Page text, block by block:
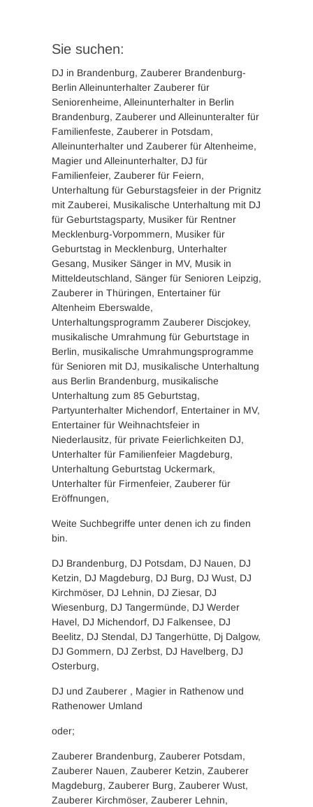
Sie suchen:
DJ in Brandenburg, Zauberer Brandenburg-
Berlin Alleinunterhalter Zauberer für
Seniorenheime, Alleinunterhalter in Berlin
Brandenburg, Zauberer und Alleinunteralter für
Familienfeste, Zauberer in Potsdam,
Alleinunterhalter und Zauberer für Altenheime,
Magier und Alleinunterhalter, DJ für
Familienfeier, Zauberer für Feiern,
Unterhaltung für Geburstagsfeier in der Prignitz
mit Zauberei, Musikalische Unterhaltung mit DJ
für Geburtstagsparty, Musiker für Rentner
Mecklenburg-Vorpommern, Musiker für
Geburtstag in Mecklenburg, Unterhalter
Gesang, Musiker Sänger in MV, Musik in
Mitteldeutschland, Sänger für Senioren Leipzig,
Zauberer in Thüringen, Entertainer für
Altenheim Eberswalde,
Unterhaltungsprogramm Zauberer Discjokey,
musikalische Umrahmung für Geburtstage in
Berlin, musikalische Umrahmungsprogramme
für Senioren mit DJ, musikalische Unterhaltung
aus Berlin Brandenburg, musikalische
Unterhaltung zum 85 Geburtstag,
Partyunterhalter Michendorf, Entertainer in MV,
Entertainer für Weihnachtsfeier in
Niederlausitz, für private Feierlichkeiten DJ,
Unterhalter für Familienfeier Magdeburg,
Unterhaltung Geburtstag Uckermark,
Unterhalter für Firmenfeier, Zauberer für
Eröffnungen,
Weite Suchbegriffe unter denen ich zu finden
bin.
DJ Brandenburg, DJ Potsdam, DJ Nauen, DJ
Ketzin, DJ Magdeburg, DJ Burg, DJ Wust, DJ
Kirchmöser, DJ Lehnin, DJ Ziesar, DJ
Wiesenburg, DJ Tangermünde, DJ Werder
Havel, DJ Michendorf, DJ Falkensee, DJ
Beelitz, DJ Stendal, DJ Tangerhütte, Dj Dalgow,
DJ Gommern, DJ Zerbst, DJ Havelberg, DJ
Osterburg,
DJ und Zauberer , Magier in Rathenow und
Rathenower Umland
oder;
Zauberer Brandenburg, Zauberer Potsdam,
Zauberer Nauen, Zauberer Ketzin, Zauberer
Magdeburg, Zauberer Burg, Zauberer Wust,
Zauberer Kirchmöser, Zauberer Lehnin,